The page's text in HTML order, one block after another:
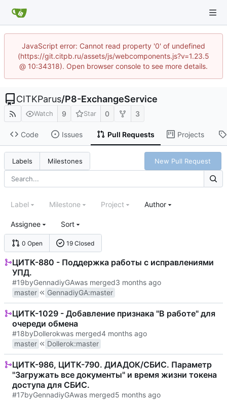
JavaScript error: Cannot read property '0' of undefined
(https://git.citpb.ru/assets/js/webcomponents.js?v=1.23.5
@ 10:34318). Open browser console to see more details.
CITKParus/P8-ExchangeService
Watch 9 Star 0 3
Code Issues Pull Requests Projects
Labels Milestones New Pull Request
0 Open 19 Closed
Label Milestone Project Author
Assignee Sort
ЦИТК-880 - Поддержка работы с исправлениями
УПД.
#19byGennadiyGAwas merged
master
GennadiyGA:master
ЦИТК-1029 - Добавление признака "В работе" для
очереди обмена
#18byDollerokwas merged
master
Dollerok:master
ЦИТК-986, ЦИТК-790. ДИАДОК/СБИС. Параметр
"Загружать все документы" и время жизни токена
доступа для СБИС.
#17byGennadiyGAwas merged